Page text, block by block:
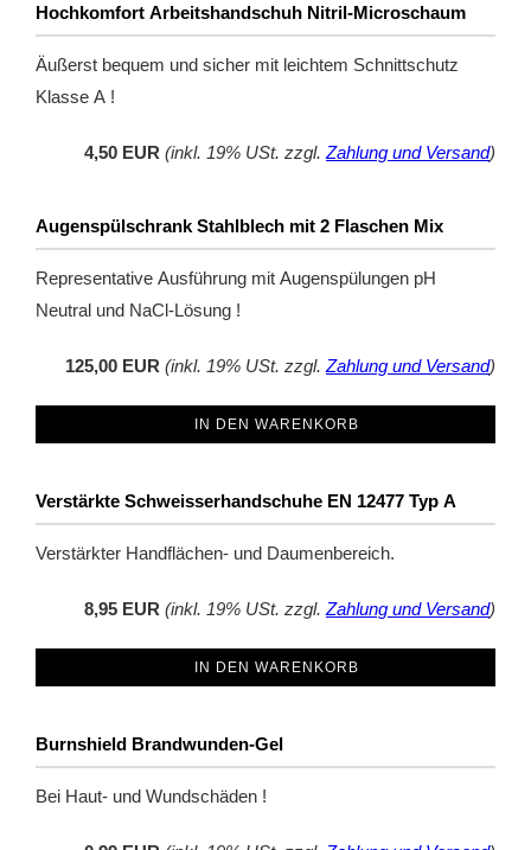
Hochkomfort Arbeitshandschuh Nitril-Microschaum
Äußerst bequem und sicher mit leichtem Schnittschutz
Klasse A !
4,50 EUR (inkl. 19% USt. zzgl. Zahlung und Versand)
Augenspülschrank Stahlblech mit 2 Flaschen Mix
Representative Ausführung mit Augenspülungen pH
Neutral und NaCl-Lösung !
125,00 EUR (inkl. 19% USt. zzgl. Zahlung und Versand)
IN DEN WARENKORB
Verstärkte Schweisserhandschuhe EN 12477 Typ A
Verstärkter Handflächen- und Daumenbereich.
8,95 EUR (inkl. 19% USt. zzgl. Zahlung und Versand)
IN DEN WARENKORB
Burnshield Brandwunden-Gel
Bei Haut- und Wundschäden !